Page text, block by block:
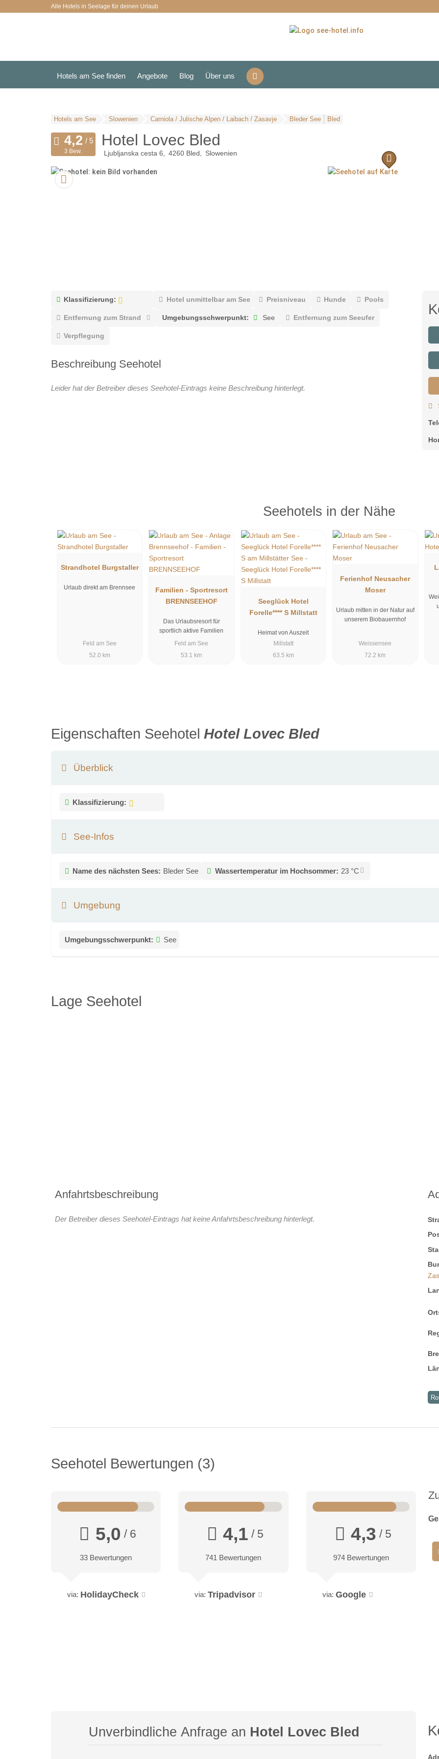
Alle Hotels in Seelage für deinen Urlaub
Hotels am See finden Angebote Blog Über uns
Hotels am See Slowenien Carniola / Julische Alpen / Laibach / Zasavje Bleder See Bled
Hotel Lovec Bled
Ljubljanska cesta 6 4260 Bled Slowenien
3 Bew.
Klassifizierung: Hotel unmittelbar am See Preisniveau Hunde Pools
Entfernung zum Strand Umgebungsschwerpunkt: See Entfernung zum Seeufer
Verpflegung
Beschreibung Seehotel
Leider hat der Betreiber dieses Seehotel-Eintrags keine Beschreibung hinterlegt.
Seehotels in der Nähe
Strandhotel Burgstaller
Urlaub direkt am Brennsee
Feld am See
52.0 km
Familien - Sportresort
BRENNSEEHOF
Das Urlaubsresort für
sportlich aktive Familien
Feld am See
53.1 km
Seeglück Hotel
Forelle**** S Millstatt
Heimat von Auszeit
Millstatt
63.5 km
Ferienhof Neusacher
Moser
Urlaub mitten in der Natur auf
unserem Biobauernhof
Weissensee
72.2 km
Eigenschaften Seehotel Hotel Lovec Bled
Überblick
Klassifizierung:
See-Infos
Name des nächsten Sees: Bleder See Wassertemperatur im Hochsommer: 23 °C
Umgebung
Umgebungsschwerpunkt: See
Lage Seehotel
Anfahrtsbeschreibung
Der Betreiber dieses Seehotel-Eintrags hat keine Anfahrtsbeschreibung hinterlegt.
Seehotel Bewertungen 3
5,0 / 6
33 Bewertungen
via: HolidayCheck
4,1 / 5
741 Bewertungen
via: Tripadvisor
4,3 / 5
974 Bewertungen
via: Google
Unverbindliche Anfrage an Hotel Lovec Bled